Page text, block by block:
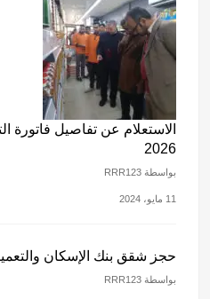
الاستعلام عن تفاصيل فاتورة
2026
بواسطة RRR123
11 مايو، 2024
حجز شقق بنك الإسكان والتعمير 2026 .. التفاصيل
بواسطة RRR123